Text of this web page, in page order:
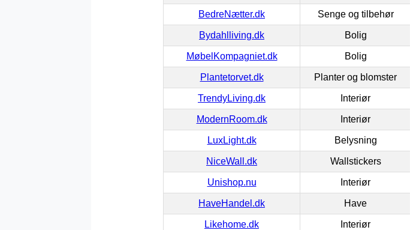
BedreNætter.dk Senge og tilbehør
Bydahlliving.dk Bolig
MøbelKompagniet.dk Bolig
Plantetorvet.dk Planter og blomster
TrendyLiving.dk Interiør
ModernRoom.dk Interiør
LuxLight.dk Belysning
NiceWall.dk Wallstickers
Unishop.nu Interiør
HaveHandel.dk Have
Likehome.dk Interiør